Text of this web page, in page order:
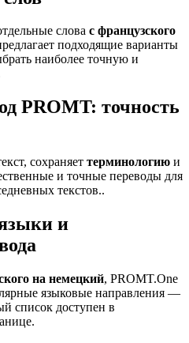
слова с французского
подходящие варианты
наиболее точную и
PROMT: точность
сохраняет терминологию и
и точные переводы для
текстов..
и
на немецкий, PROMT.One
языковые направления —
список доступен в